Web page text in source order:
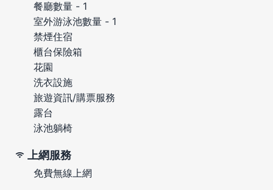
餐廳數量 - 1
室外游泳池數量 - 1
禁煙住宿
櫃台保險箱
花園
洗衣設施
旅遊資訊/購票服務
露台
泳池躺椅
上網服務
免費無線上網